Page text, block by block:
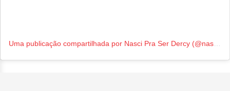
Uma publicação compartilhada por Nasci Pra Ser Dercy (@nascipraserdercy_)